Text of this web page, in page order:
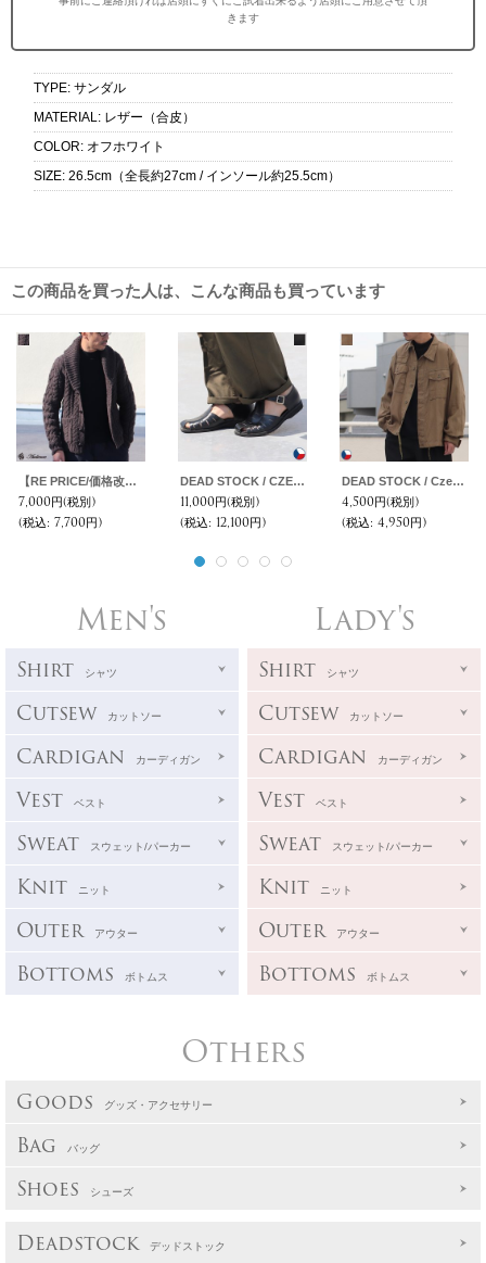
きます
TYPE: サンダル
MATERIAL: レザー（合皮）
COLOR: オフホワイト
SIZE: 26.5cm（全長約27cm / インソール約25.5cm）
この商品を買った人は、こんな商品も買っています
【RE PRICE/価格改定】ケーブルニットショールカラーカーディガン / Audience
7,000円(税別)
(税込: 7,700円)
DEAD STOCK / CZECH MILITARY”GURKHA SANDAL（チェコ軍グルカサンダル）
11,000円(税別)
(税込: 12,100円)
DEAD STOCK / Czech Army Work Jacket（チェコ軍 ワーク ジャケット）
4,500円(税別)
(税込: 4,950円)
Men's
Shirt シャツ
Cutsew カットソー
Cardigan カーディガン
Vest ベスト
Sweat スウェット/パーカー
Knit ニット
Outer アウター
Bottoms ボトムス
Lady's
Shirt シャツ
Cutsew カットソー
Cardigan カーディガン
Vest ベスト
Sweat スウェット/パーカー
Knit ニット
Outer アウター
Bottoms ボトムス
Others
Goods グッズ・アクセサリー
Bag バッグ
Shoes シューズ
Deadstock デッドストック